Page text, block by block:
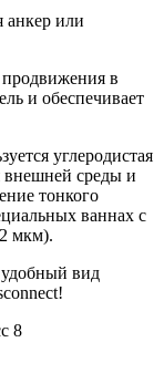
анкер или
продвижения в
и обеспечивает
углеродистая
внешней среды и
тонкого
ваннах с
мкм).
вид
8